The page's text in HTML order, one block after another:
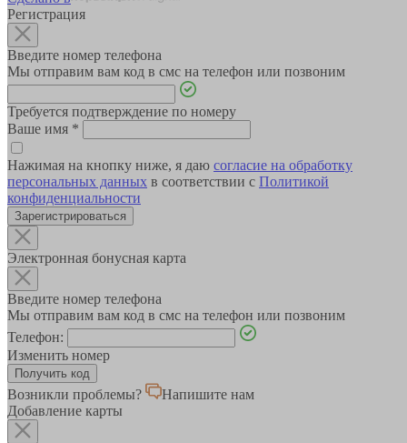
Регистрация
Введите номер телефона
Мы отправим вам код в смс на телефон или позвоним
Требуется подтверждение по номеру
Ваше имя *
Нажимая на кнопку ниже, я даю согласие на обработку
персональных данных в соответствии с Политикой
конфиденциальности
Зарегистрироваться
Электронная бонусная карта
Введите номер телефона
Мы отправим вам код в смс на телефон или позвоним
Телефон:
Изменить номер
Возникли проблемы?
Напишите нам
Добавление карты